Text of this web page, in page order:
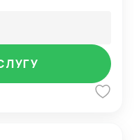
товаров к
Китая и
компаний на
по выходу на